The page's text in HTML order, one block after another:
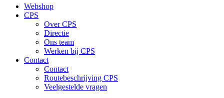
Webshop
CPS
Over CPS
Directie
Ons team
Werken bij CPS
Contact
Contact
Routebeschrijving CPS
Veelgestelde vragen